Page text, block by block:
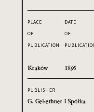
PLACE
OF
PUBLICATION
Kraków
DATE
OF
1895
PUBLISHER
G. Gebethner i Spółka